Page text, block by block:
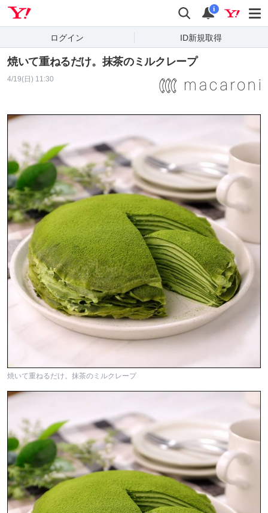
検索 通知
i
ログイン ID新規取得
焼いて重ねるだけ。抹茶のミルクレープ
4/19(日) 11:30
焼いて重ねるだけ。抹茶のミルクレープ